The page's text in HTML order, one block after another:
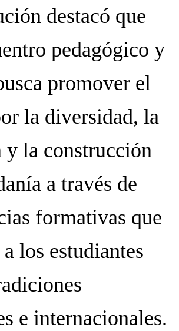
destacó que
pedagógico y
promover el
la diversidad, la
la construcción
a través de
formativas que
los estudiantes
e internacionales.